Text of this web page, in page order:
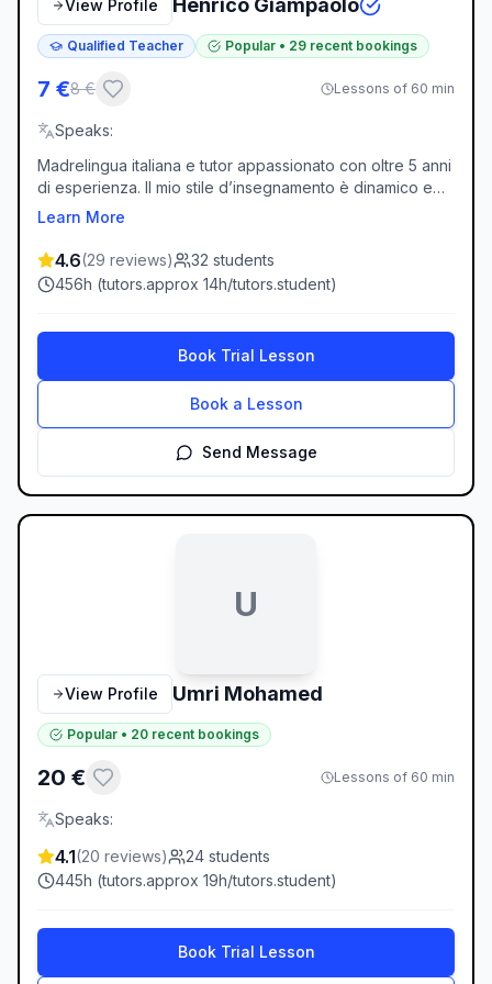
View Profile Henrico Giampaolo
Qualified Teacher Popular • 29 recent bookings
7 €8€ Lessons of 60 min
Speaks:
Madrelingua italiana e tutor appassionato con oltre 5 anni
di esperienza. Il mio stile d’insegnamento è dinamico e
centrato sullo studente, con un focus sulla
della fiducia in sé fin dalla prima lezione. Che tu sia un
principiante assoluto, ti stia preparando per un viaggio o
punti alla fluidità, personalizzo ogni lezione per rendere
piacevole. Parliamo italiano!
Learn More
4.6(29 reviews) 32 students
456h (tutors.approx 14h/tutors.student)
Book Trial Lesson
Book a Lesson
Send Message
U
View Profile Umri Mohamed
Popular • 20 recent bookings
20 € Lessons of 60 min
Speaks:
4.1(20 reviews) 24 students
445h (tutors.approx 19h/tutors.student)
Book Trial Lesson